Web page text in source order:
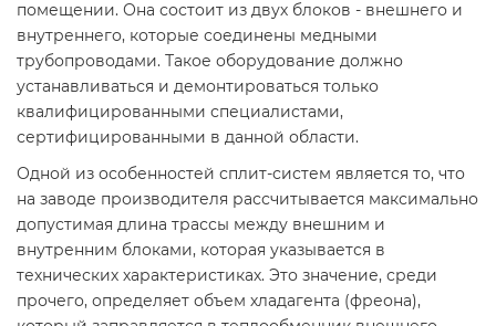
помещении. Она состоит из двух блоков - внешнего и
внутреннего, которые соединены медными
трубопроводами. Такое оборудование должно
устанавливаться и демонтироваться только
квалифицированными специалистами,
сертифицированными в данной области.
Одной из особенностей сплит-систем является то, что
на заводе производителя рассчитывается максимально
допустимая длина трассы между внешним и
внутренним блоками, которая указывается в
технических характеристиках. Это значение, среди
прочего, определяет объем хладагента (фреона),